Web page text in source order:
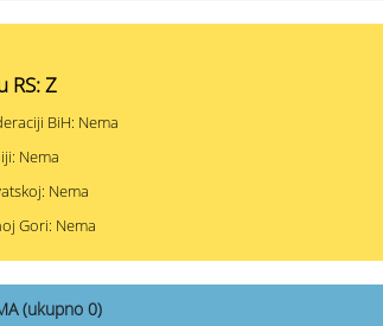
RS: Z
BiH: Nema
Nema
Nema
Gori: Nema
(ukupno 0)